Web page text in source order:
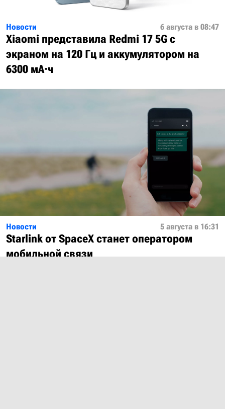
Новости 6 августа в 08:47
Xiaomi представила Redmi 17 5G с
экраном на 120 Гц и аккумулятором на
6300 мА·ч
Новости 5 августа в 16:31
Starlink от SpaceX станет оператором
мобильной связи